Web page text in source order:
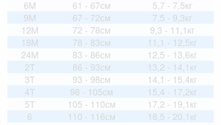
6M
61 - 67см
5,7 - 7,5кг
9M
67 - 72см
7,5 - 9,3кг
12M
72 - 78см
9,3 - 11,1кг
18M
78 - 83см
11,1 - 12,5кг
24M
83 - 86см
12,5 - 13,6кг
2T
86 - 93см
13,2 - 14,1кг
3T
93 - 98см
14,1 - 15,4кг
4T
98 - 105см
15,4 - 17,2кг
5T
105 - 110см
17,2 - 19,1кг
6
110 - 116см
18,5 - 20,1кг